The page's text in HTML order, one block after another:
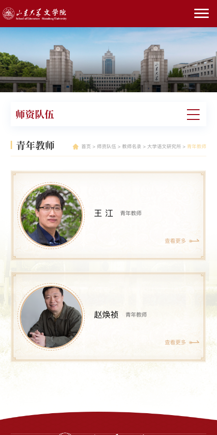
师资队伍
青年教师 首页 > 师资队伍 > 教师名录 > 大学语文研究所> 青年教师
王 江 青年教师
查看更多
赵焕祯 青年教师
查看更多